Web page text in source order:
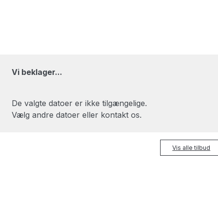
Vi beklager...
De valgte datoer er ikke tilgængelige.
Vælg andre datoer eller kontakt os.
Vis alle tilbud